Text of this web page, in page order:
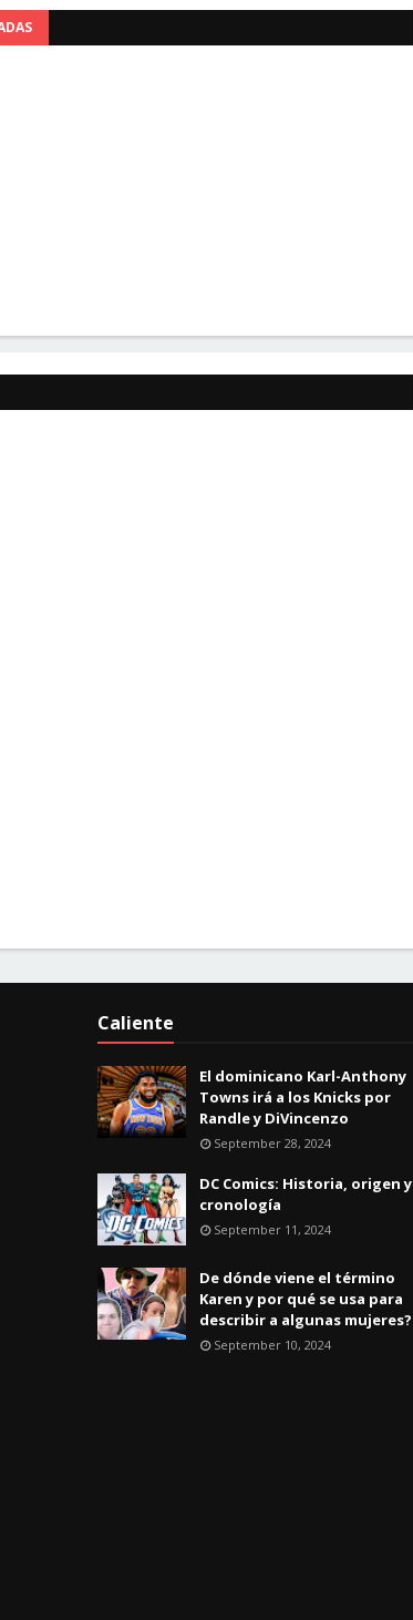
Caliente
El dominicano Karl-Anthony
Towns irá a los Knicks por
Randle y DiVincenzo
September 28, 2024
DC Comics: Historia, origen y
cronología
September 11, 2024
De dónde viene el término
Karen y por qué se usa para
describir a algunas mujeres?
September 10, 2024